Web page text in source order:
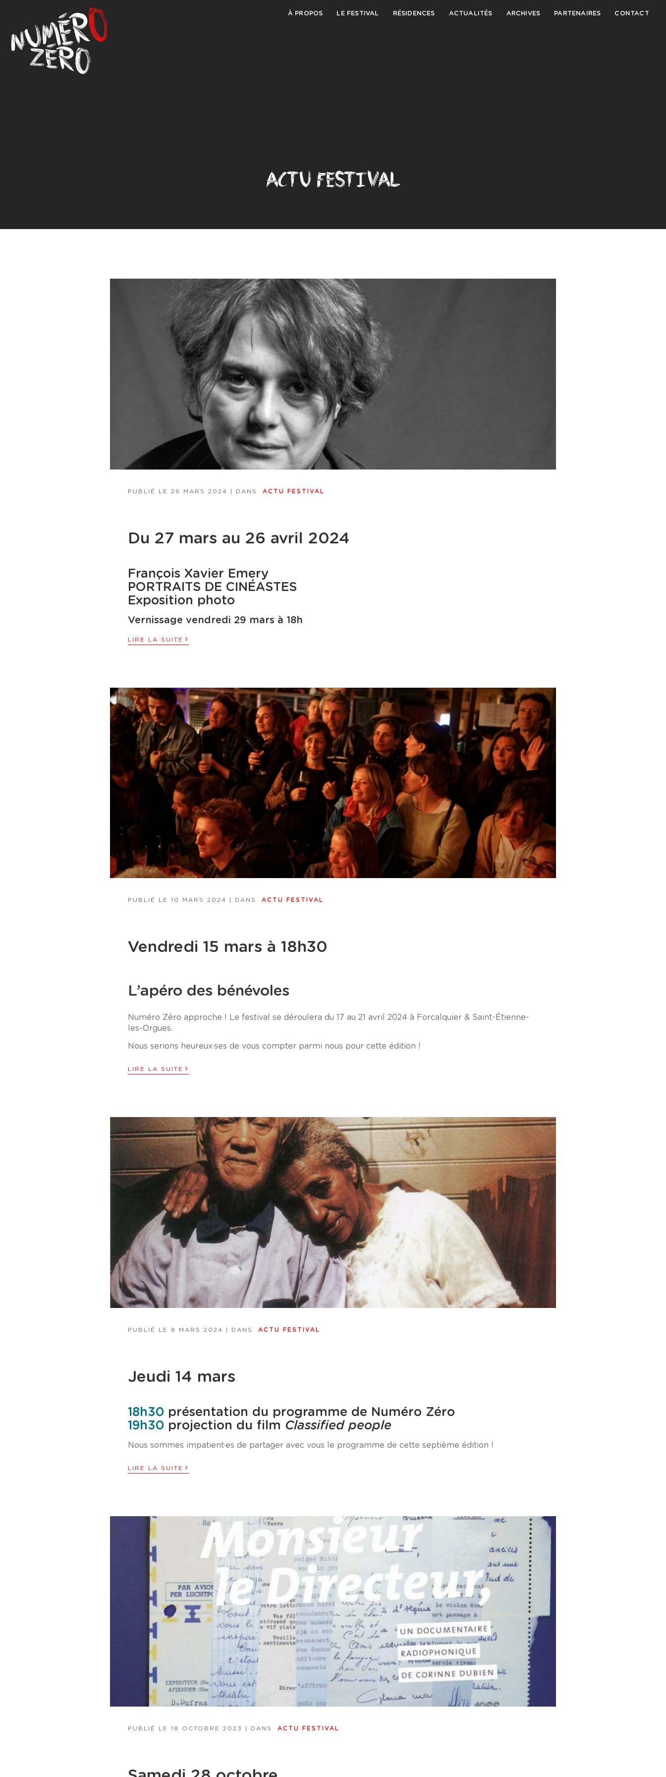
À PROPOS LE FESTIVAL RÉSIDENCES ACTUALITÉS ARCHIVES PARTENAIRES CONTACT
ACTU FESTIVAL
PUBLIÉ LE 26 MARS 2024 | DANS ACTU FESTIVAL
Du 27 mars au 26 avril 2024
François Xavier Emery
PORTRAITS DE CINÉASTES
Exposition photo
Vernissage vendredi 29 mars à 18h
LIRE LA SUITE ›
PUBLIÉ LE 10 MARS 2024 | DANS ACTU FESTIVAL
Vendredi 15 mars à 18h30
L’apéro des bénévoles
Numéro Zéro approche ! Le festival se déroulera du 17 au 21 avril 2024 à Forcalquier & Saint-Étienne-
les-Orgues.
Nous serions heureux·ses de vous compter parmi nous pour cette édition !
LIRE LA SUITE ›
PUBLIÉ LE 8 MARS 2024 | DANS ACTU FESTIVAL
Jeudi 14 mars
18h30 présentation du programme de Numéro Zéro
19h30 projection du film Classified people
Nous sommes impatient·es de partager avec vous le programme de cette septième édition !
LIRE LA SUITE ›
PUBLIÉ LE 18 OCTOBRE 2023 | DANS ACTU FESTIVAL